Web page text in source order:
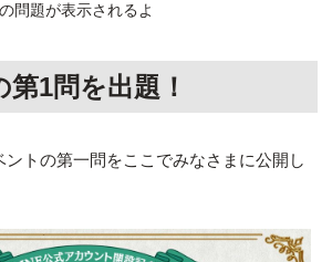
問題が表示されるよ
1問を出題！
ントの第一問をここでみなさまに公開し